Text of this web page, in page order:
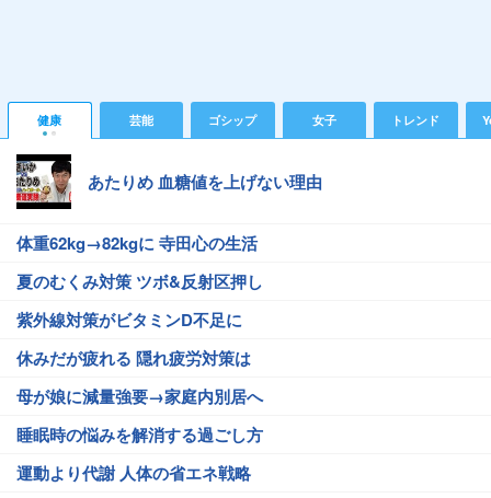
健康 芸能 ゴシップ 女子 トレンド
あたりめ 血糖値を上げない理由
体重62kg→82kgに 寺田心の生活
夏のむくみ対策 ツボ&反射区押し
紫外線対策がビタミンD不足に
休みだが疲れる 隠れ疲労対策は
母が娘に減量強要→家庭内別居へ
睡眠時の悩みを解消する過ごし方
運動より代謝 人体の省エネ戦略